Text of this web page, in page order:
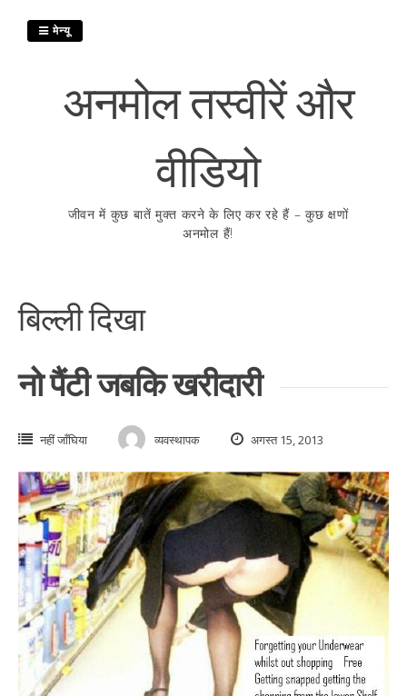
अनमोल तस्वीरें और
वीडियो
जीवन में कुछ बातें मुक्त करने के लिए कर रहे हैं – कुछ क्षणों
अनमोल हैं!
मेन्यू
बिल्ली दिखा
नो पैंटी जबकि खरीदारी
नहीं जाँघिया व्यवस्थापक अगस्त 15, 2013